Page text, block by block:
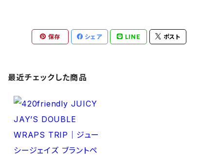
保存 シェア LINE ポスト
最近チェックした商品